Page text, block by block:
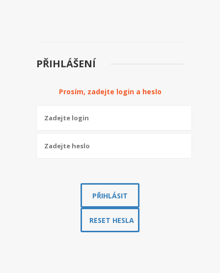
FORUM
MONITORING
KONTAKTY
NÁPOVĚDA
PŘIHLÁŠENÍ
Prosím, zadejte login a heslo